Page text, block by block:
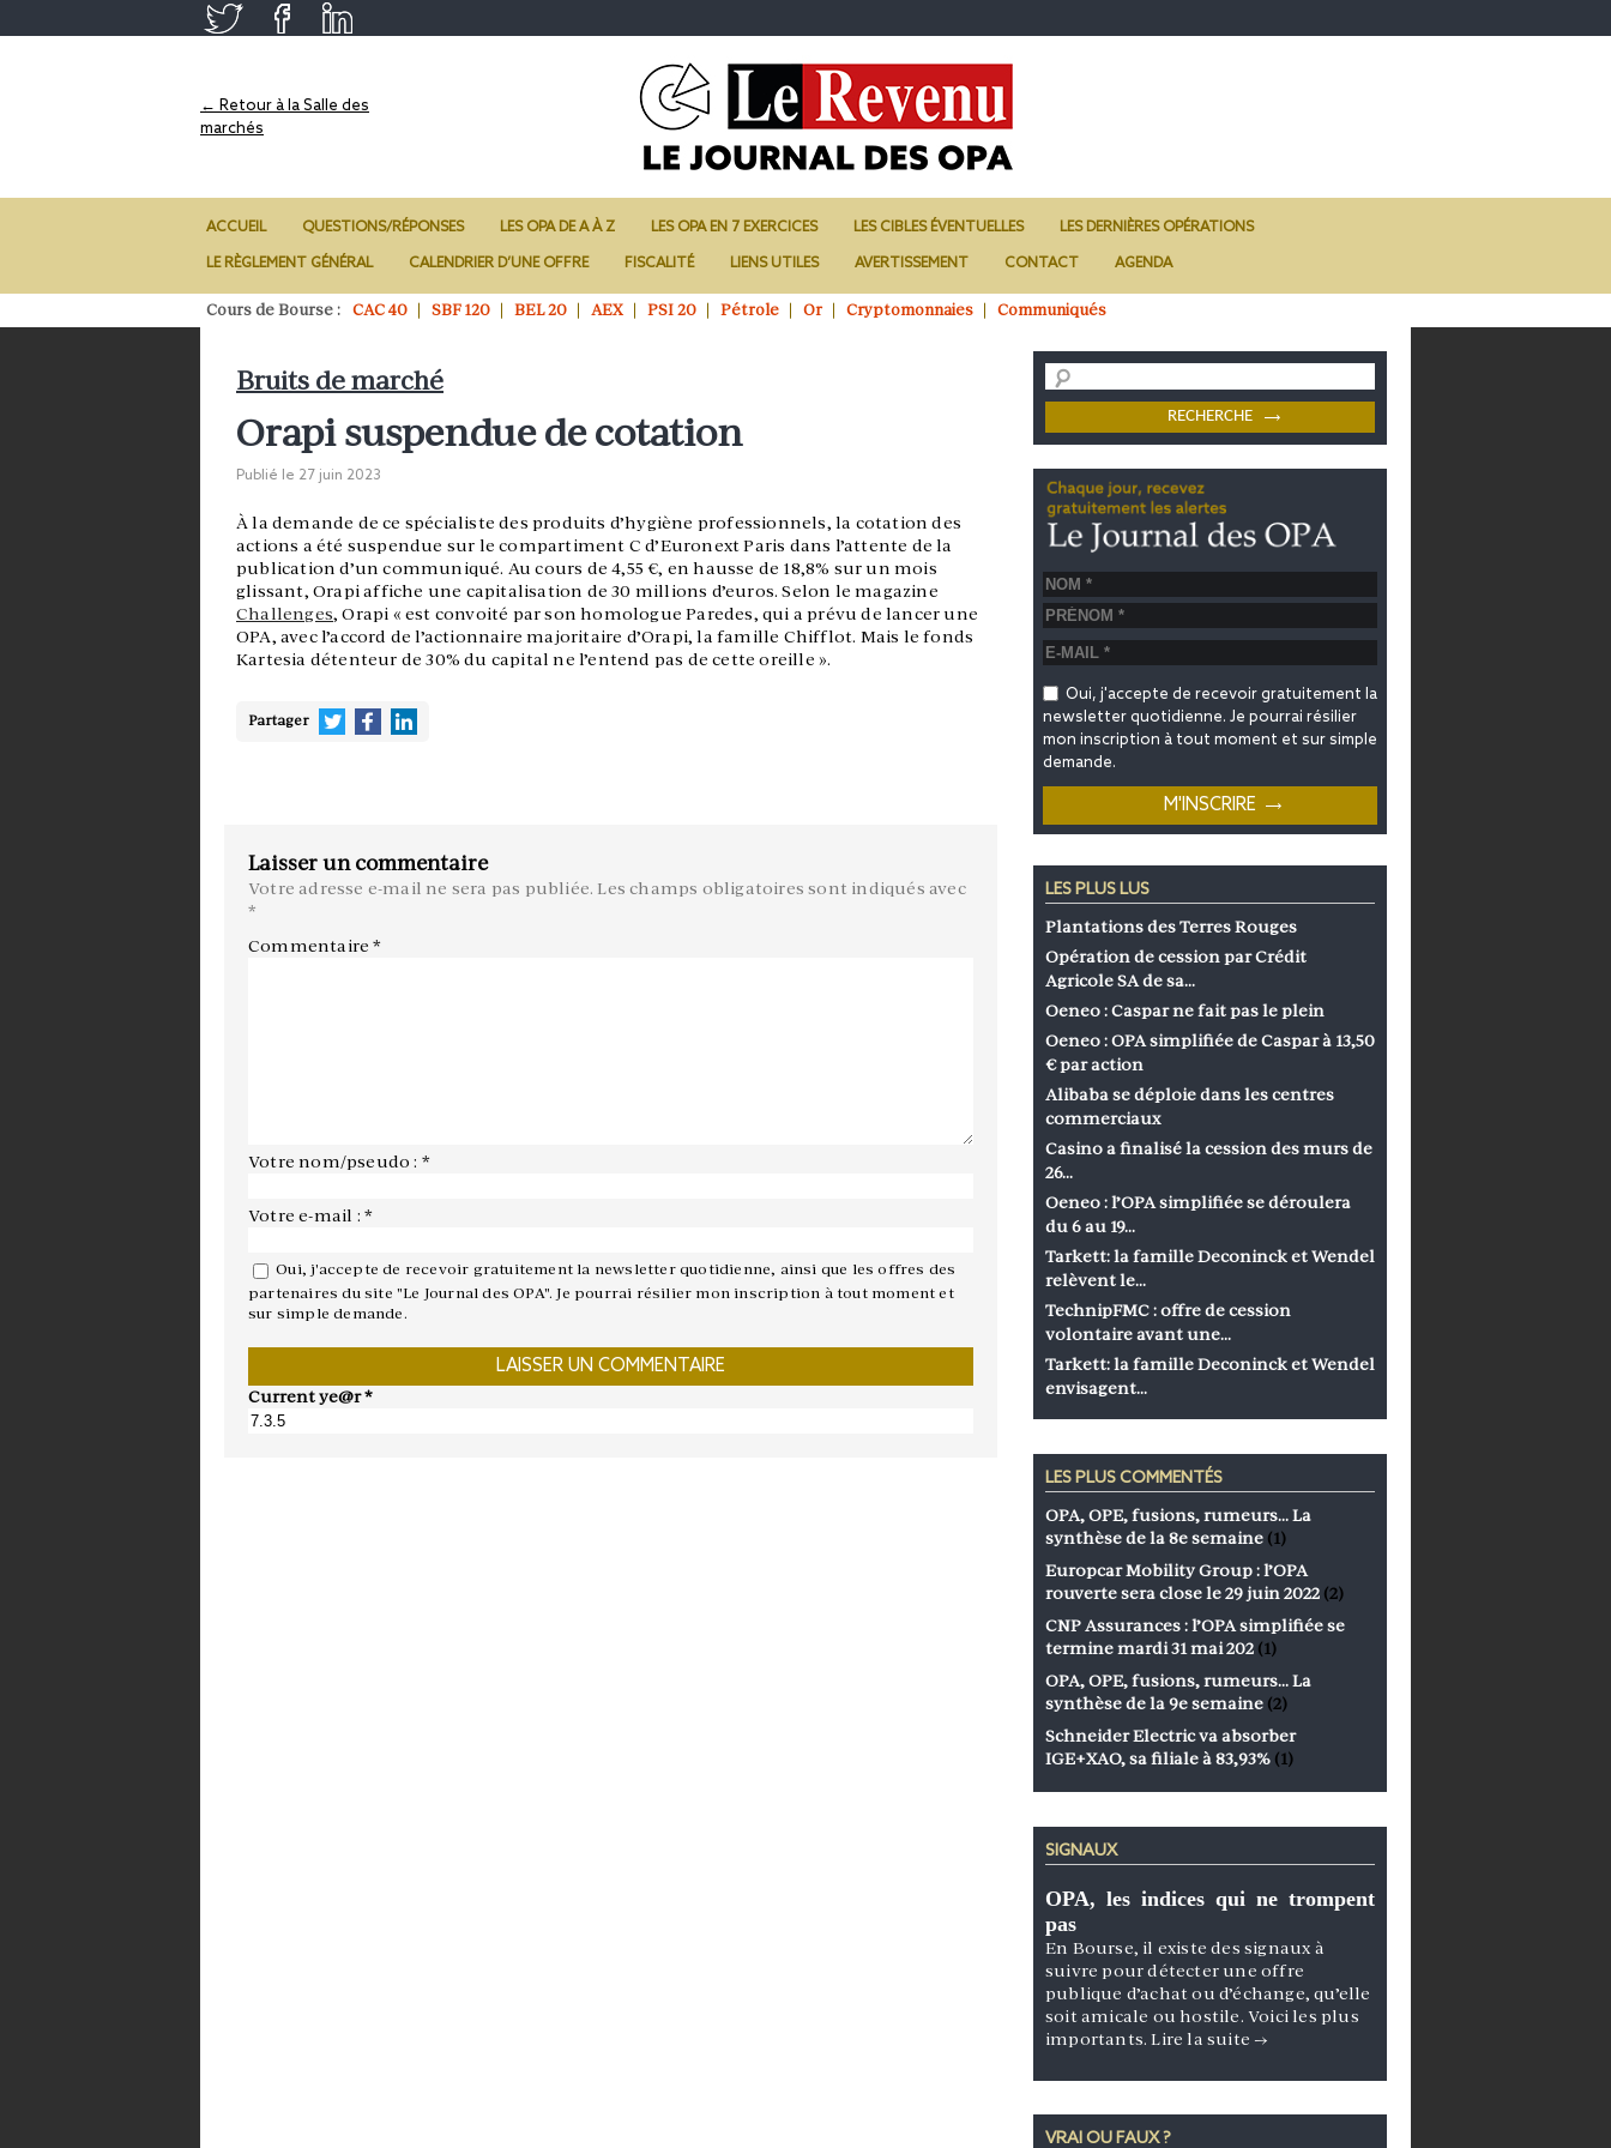
← Retour à la Salle des
marchés
ACCUEIL QUESTIONS/RÉPONSES LES OPA DE A À Z LES OPA EN 7 EXERCICES LES CIBLES ÉVENTUELLES LES DERNIÈRES OPÉRATIONS
LE RÈGLEMENT GÉNÉRAL CALENDRIER D’UNE OFFRE FISCALITÉ LIENS UTILES AVERTISSEMENT CONTACT AGENDA
Cours de Bourse : CAC 40 SBF 120 BEL 20 AEX PSI 20 Pétrole Or Cryptomonnaies Communiqués
Bruits de marché
Orapi suspendue de cotation
Publié le 27 juin 2023
À la demande de ce spécialiste des produits d’hygiène professionnels, la cotation des
actions a été suspendue sur le compartiment C d’Euronext Paris dans l’attente de la
publication d’un communiqué. Au cours de 4,55 €, en hausse de 18,8% sur un mois
glissant, Orapi affiche une capitalisation de 30 millions d’euros. Selon le magazine
Challenges, Orapi « est convoité par son homologue Paredes, qui a prévu de lancer une
OPA, avec l’accord de l’actionnaire majoritaire d’Orapi, la famille Chifflot. Mais le fonds
Kartesia détenteur de 30% du capital ne l’entend pas de cette oreille ».
Partager
Laisser un commentaire
Votre adresse e-mail ne sera pas publiée. Les champs obligatoires sont indiqués avec
*
Commentaire*
Votre nom/pseudo : *
Votre e-mail : *
Oui, j'accepte de recevoir gratuitement la newsletter quotidienne, ainsi que les offres des
partenaires du site "Le Journal des OPA". Je pourrai résilier mon inscription à tout moment et
sur simple demande.
Current ye@r*
Oui, j'accepte de recevoir gratuitement la
newsletter quotidienne. Je pourrai résilier
mon inscription à tout moment et sur simple
demande.
LES PLUS LUS
Plantations des Terres Rouges
Opération de cession par Crédit
Agricole SA de sa…
Oeneo : Caspar ne fait pas le plein
Oeneo : OPA simplifiée de Caspar à 13,50
€ par action
Alibaba se déploie dans les centres
commerciaux
Casino a finalisé la cession des murs de
26…
Oeneo : l’OPA simplifiée se déroulera
du 6 au 19…
Tarkett: la famille Deconinck et Wendel
relèvent le…
TechnipFMC : offre de cession
volontaire avant une…
Tarkett: la famille Deconinck et Wendel
envisagent…
LES PLUS COMMENTÉS
OPA, OPE, fusions, rumeurs… La
synthèse de la 8e semaine (1)
Europcar Mobility Group : l’OPA
rouverte sera close le 29 juin 2022 (2)
CNP Assurances : l’OPA simplifiée se
termine mardi 31 mai 202 (1)
OPA, OPE, fusions, rumeurs… La
synthèse de la 9e semaine (2)
Schneider Electric va absorber
IGE+XAO, sa filiale à 83,93% (1)
SIGNAUX
OPA, les indices qui ne trompent
pas
En Bourse, il existe des signaux à
suivre pour détecter une offre
publique d’achat ou d’échange, qu’elle
soit amicale ou hostile. Voici les plus
importants.Lire la suite →
VRAI OU FAUX ?